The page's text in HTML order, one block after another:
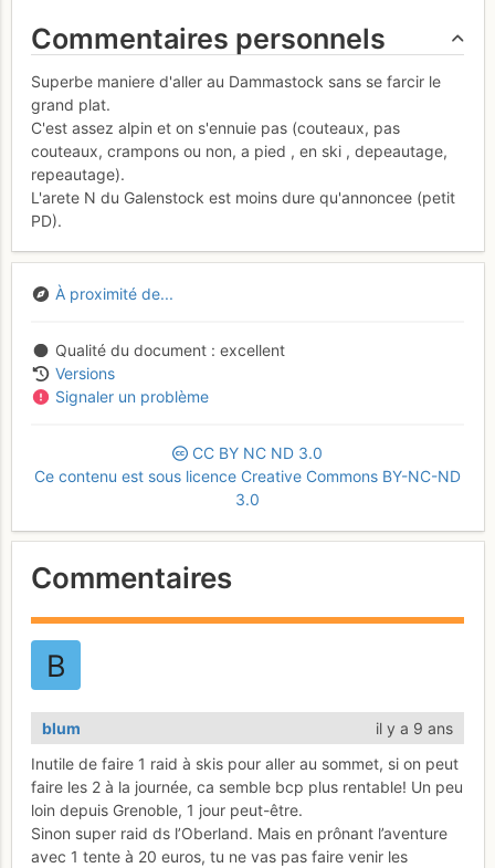
Commentaires personnels
Superbe maniere d'aller au Dammastock sans se farcir le
grand plat.
C'est assez alpin et on s'ennuie pas (couteaux, pas
couteaux, crampons ou non, a pied , en ski , depeautage,
repeautage).
L'arete N du Galenstock est moins dure qu'annoncee (petit
PD).
À proximité de...
Qualité du document
excellent
Versions
Signaler un problème
CC BY NC ND 3.0
Ce contenu est sous licence Creative Commons BY-NC-ND
3.0
Commentaires
blum
il y a 9 ans
Inutile de faire 1 raid à skis pour aller au sommet, si on peut
faire les 2 à la journée, ca semble bcp plus rentable! Un peu
loin depuis Grenoble, 1 jour peut-être.
Sinon super raid ds l’Oberland. Mais en prônant l’aventure
avec 1 tente à 20 euros, tu ne vas pas faire venir les